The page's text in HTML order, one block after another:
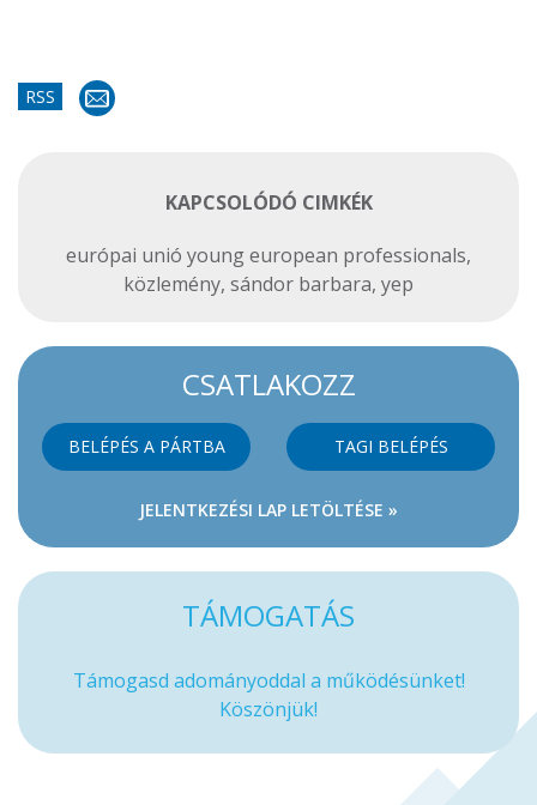
RSS
KAPCSOLÓDÓ CIMKÉK
európai unió young european professionals,
közlemény, sándor barbara, yep
CSATLAKOZZ
BELÉPÉS A PÁRTBA TAGI BELÉPÉS
JELENTKEZÉSI LAP LETÖLTÉSE »
TÁMOGATÁS
Támogasd adományoddal a működésünket!
Köszönjük!